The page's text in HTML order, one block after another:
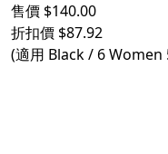
售價 $140.00​
折扣價 $87.92​
(適用 Black / 6 Women